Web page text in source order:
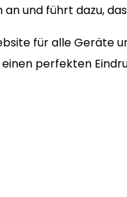
und führt dazu,
für alle Geräte
perfekten